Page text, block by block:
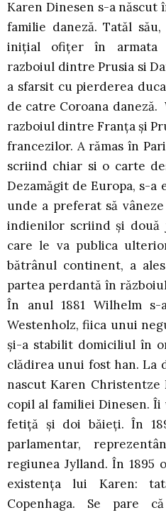
Karen Dinesen s-a născut
familie daneză. Tatăl
iniţial ofiţer în armata
razboiul dintre Prusia si
a sfarsit cu pierderea
de catre Coroana
razboiul dintre Franţa şi
francezilor. A rămas în
scriind chiar si o carte
Dezamăgit de Europa, s-
unde a preferat să
indienilor scriind şi două
care le va publica
bătrânul continent, a
partea perdantă în
În anul 1881 Wilhelm
Westenholz, fiica unui
şi-a stabilit domiciliul în
clădirea unui fost han. La
nascut Karen Christentze
copil al familiei Dinesen.
fetiţă şi doi băieţi. În
parlamentar,
regiunea Jylland. În 1895
existenţa lui Karen:
Copenhaga. Se pare